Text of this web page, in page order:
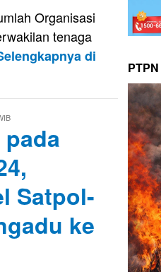
Organisasi
tenaga
di
Satpol-
ke